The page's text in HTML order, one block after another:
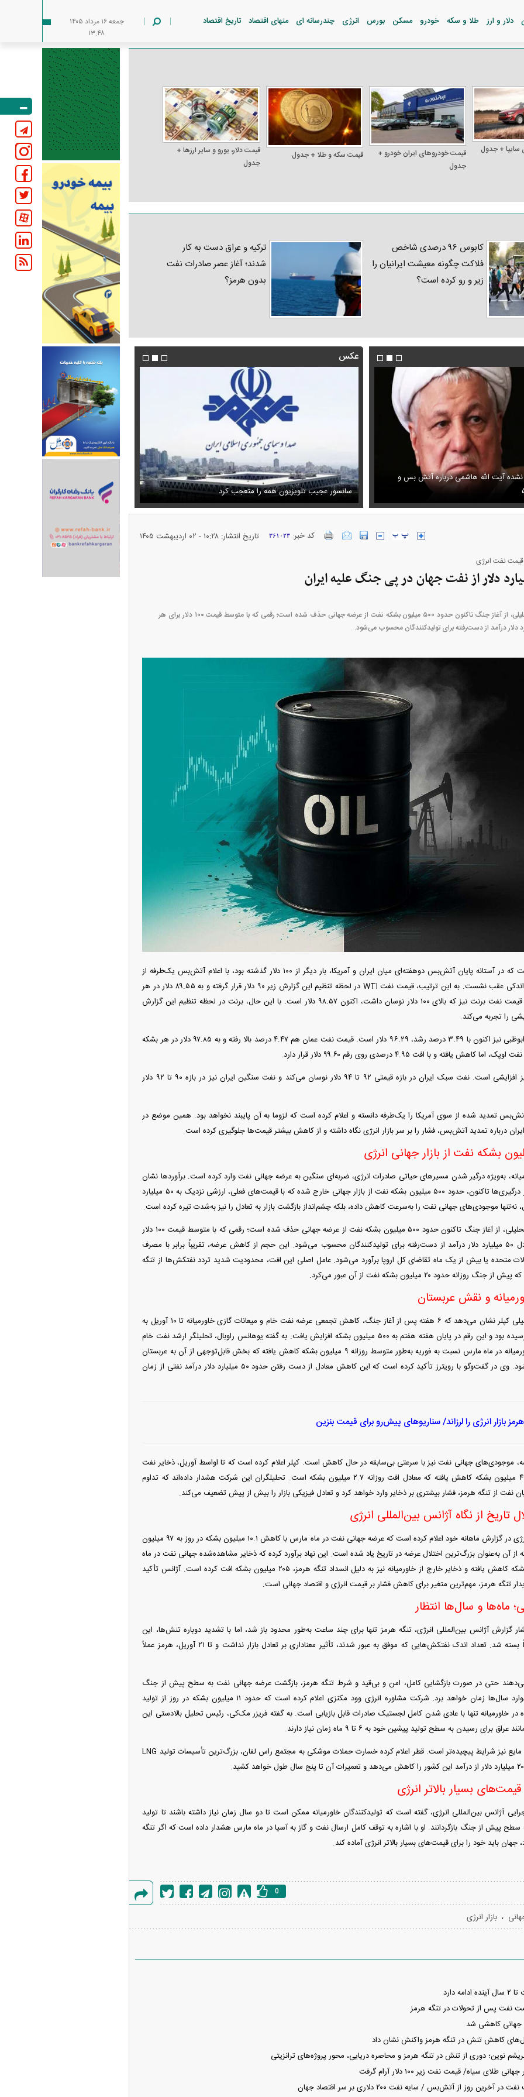
دلار و ارز طلا و سکه خودرو مسکن بورس انرژی چندرسانه ای منهای اقتصاد تاریخ اقتصاد
جمعه ۱۶ مرداد ۱۴۰۵
۱۳:۴۸
+ جدول
قیمت خودرو‌های ایران خودرو +
جدول
قیمت سکه و طلا + جدول
قیمت دلار، یورو و سایر ارز‌ها +
جدول
کابوس ۹۶ درصدی شاخص
فلاکت چگونه معیشت ایرانیان را
زیر و رو کرده است؟
ترکیه و عراق دست به کار
شدند؛ آغاز عصر صادرات نفت
بدون هرمز؟
نشده آیت الله هاشمی درباره آتش بس و
فیلم/ پزشکیان: اگر ارز ترجیحی را حذف نمی‌کردیم، قطعاً قحطی
پیش می‌آمد
فیلم/ توصیه رهبر شهید درباره احتمال اسارت
خامنه ای
عکس
نوه ناصرالدین شاه در لباس دامادی سانسور عجیب تلویزیون همه را متعجب کرد استایل جدید صابر ابر در فضای مجازی
کد خبر:۳۶۱۰۲۳ تاریخ انتشار: ۱۰:۲۸ - ۰۲ ارديبهشت ۱۴۰۵
نفت انرژی
بر اساس داده‌های تحلیلی، از آغاز جنگ تاکنون حدود ۵۰۰ میلیون بشکه نفت از عرضه جهانی حذف شده است؛ رقمی که با متوسط قیمت ۱۰۰ دلار برای هر
قیمت نفت که در آستانه پایان آتش‌بس دوهفته‌ای میان ایران و آمریکا، بار دیگر از ۱۰۰ دلار گذشته بود، با اعلام آتش‌بس یک‌طرفه از
سوی دونالد ترامپ اندکی عقب نشست. به این ترتیب، قیمت نفت WTI در لحظه تنظیم این گزارش زیر ۹۰ دلار قرار گرفته و به ۸۹.۵۵ دلار در هر
بشکه رسیده است. قیمت نفت برنت نیز که بالای ۱۰۰ دلار نوسان داشت، اکنون ۹۸.۵۷ دلار است. با این حال، برنت در لحظه تنظیم این گزارش
را تجربه می‌کند.
قیمت نفت موربان ابوظبی نیز اکنون با ۳.۴۹ درصد رشد، ۹۶.۲۹ دلار است. قیمت نفت عمان هم ۴.۴۷ درصد بالا رفته و به ۹۷.۸۵ دلار در هر بشکه
یافته و با افت ۴.۹۵ درصدی روی رقم ۹۹.۶۰ دلار قرار دارد.
قیمت نفت ایران نیز افزایشی است. نفت سبک ایران در بازه قیمتی ۹۲ تا ۹۴ دلار نوسان می‌کند و نفت سنگین ایران نیز در بازه ۹۰ تا ۹۲ دلار
تمدید شده از سوی آمریکا را یک‌طرفه دانسته و اعلام کرده است که لزوما به آن پایبند نخواهد بود. همین موضع در
درباره تمدید آتش‌بس، فشار را بر سر بازار انرژی نگاه داشته و از کاهش بیشتر قیمت‌ها جلوگیری کرده است.
به‌ویژه درگیر شدن مسیر‌های حیاتی صادرات انرژی، ضربه‌ای سنگین به عرضه جهانی نفت وارد کرده است. برآورد‌ها نشان
می‌دهد از زمان آغاز درگیری‌ها تاکنون، حدود ۵۰۰ میلیون بشکه نفت از بازار جهانی خارج شده که با قیمت‌های فعلی، ارزشی نزدیک به ۵۰ میلیارد
نه‌تنها موجودی‌های جهانی نفت را به‌سرعت کاهش داده، بلکه چشم‌انداز بازگشت بازار به تعادل را نیز به‌شدت تیره کرده است.
بر اساس داده‌های تحلیلی، از آغاز جنگ تاکنون حدود ۵۰۰ میلیون بشکه نفت از عرضه جهانی حذف شده است؛ رقمی که با متوسط قیمت ۱۰۰ دلار
برای هر بشکه، معادل ۵۰ میلیارد دلار درآمد از دست‌رفته برای تولیدکنندگان محسوب می‌شود. این حجم از کاهش عرضه، تقریباً برابر با مصرف
متحده یا بیش از یک ماه تقاضای کل اروپا برآورد می‌شود. عامل اصلی این افت، محدودیت شدید تردد نفتکش‌ها از تنگه
حدود ۲۰ میلیون بشکه نفت از آن عبور می‌کرد.
و نقش عربستان
داده‌های شرکت تحلیلی کپلر نشان می‌دهد که ۶ هفته پس از آغاز جنگ، کاهش تجمعی عرضه نفت خام و میعانات گازی خاورمیانه تا ۱۰ آوریل به
۴۳۰ میلیون بشکه رسیده بود و این رقم در پایان هفته هفتم به ۵۰۰ میلیون بشکه افزایش یافت. به گفته یوهانس راوبال، تحلیلگر ارشد نفت خام
کپلر، تولید نفت خاورمیانه در ماه مارس نسبت به فوریه به‌طور متوسط روزانه ۹ میلیون بشکه کاهش یافته که بخش قابل‌توجهی از آن به عربستان
سعودی مربوط می‌شود. وی در گفت‌و‌گو با رویترز تأکید کرده است که این کاهش معادل از دست رفتن حدود ۵۰ میلیارد دلار درآمد نفتی از زمان
بازار انرژی را لرزاند/ سناریو‌های پیش‌رو برای قیمت بنزین
موجودی‌های جهانی نفت نیز با سرعتی بی‌سابقه در حال کاهش است. کپلر اعلام کرده است که تا اواسط آوریل، ذخایر نفت
خام خشکی حدود ۴۱ میلیون بشکه کاهش یافته که معادل افت روزانه ۲.۷ میلیون بشکه است. تحلیلگران این شرکت هشدار داده‌اند که تداوم
نفت از تنگه هرمز، فشار بیشتری بر ذخایر وارد خواهد کرد و تعادل فیزیکی بازار را بیش از پیش تضعیف می‌کند.
تاریخ از نگاه آژانس بین‌المللی انرژی
آژانس بین‌المللی انرژی در گزارش ماهانه خود اعلام کرده است که عرضه جهانی نفت در ماه مارس با کاهش ۱۰.۱ میلیون بشکه در روز به ۹۷ میلیون
آن به‌عنوان بزرگ‌ترین اختلال عرضه در تاریخ یاد شده است. این نهاد برآورد کرده که ذخایر مشاهده‌شده جهانی نفت در ماه
مارس ۸۵ میلیون بشکه کاهش یافته و ذخایر خارج از خاورمیانه نیز به دلیل انسداد تنگه هرمز، ۲۰۵ میلیون بشکه افت کرده است. آژانس تأکید
تنگه هرمز، مهم‌ترین متغیر برای کاهش فشار بر قیمت انرژی و اقتصاد جهانی است.
ماه‌ها و سال‌ها انتظار
گزارش آژانس بین‌المللی انرژی، تنگه هرمز تنها برای چند ساعت به‌طور محدود باز شد، اما با تشدید دوباره تنش‌ها، این
گلوگاه حیاتی مجدداً بسته شد. تعداد اندک نفتکش‌هایی که موفق به عبور شدند، تأثیر معناداری بر تعادل بازار نداشت و تا ۲۱ آوریل، هرمز عملاً
حتی در صورت بازگشایی کامل، امن و بی‌قید و شرط تنگه هرمز، بازگشت عرضه جهانی نفت به سطح پیش از جنگ
ماه‌ها و در برخی موارد سال‌ها زمان خواهد برد. شرکت مشاوره انرژی وود مکنزی اعلام کرده است که حدود ۱۱ میلیون بشکه در روز از تولید
در خاورمیانه تنها با عادی شدن کامل لجستیک صادرات قابل بازیابی است. به گفته فریزر مک‌کی، رئیس تحلیل بالادستی این
برای رسیدن به سطح تولید پیشین خود به ۶ تا ۹ ماه زمان نیاز دارند.
در بخش گاز طبیعی مایع نیز شرایط پیچیده‌تر است. قطر اعلام کرده خسارت حملات موشکی به مجتمع راس لفان، بزرگ‌ترین تأسیسات تولید LNG
بسیار بالاتر انرژی
آژانس بین‌المللی انرژی، گفته است که تولیدکنندگان خاورمیانه ممکن است تا دو سال زمان نیاز داشته باشند تا تولید
سطح پیش از جنگ بازگردانند. او با اشاره به توقف کامل ارسال نفت و گاز به آسیا در ماه مارس هشدار داده است که اگر تنگه
جهان باید خود را برای قیمت‌های بسیار بالاتر انرژی آماده کند.
گزارش
0
، بازار انرژی
دارد
جهانی کاهشی شد
کاهش تنش در تنگه هرمز واکنش نشان داد
نوین؛ دوری از تنش در تنگه هرمز و محاصره‌ دریایی، محور پروژه‌های ترانزیتی
طلای سیاه/ قیمت نفت زیر ۱۰۰ دلار آرام گرفت
روز از آتش‌بس / سایه نفت ۲۰۰ دلاری بر سر اقتصاد جهان
+ جدول
کارنامه مردود محسن پاک‌ نژاد؛ از افت شدید
درآمد ارزی تا بازی با عزل و نصب‌ها
هجوم خودروسازان چینی به اروپا؛ آیا
واردات خودرو از منطقه آزاد تهران؛ مناظره
داغی که بازار خودرو را تحت تأثیر قرار داد
قدرت تهدید
است؟
میلی‌آمپرساعتی
رونمایی کرد